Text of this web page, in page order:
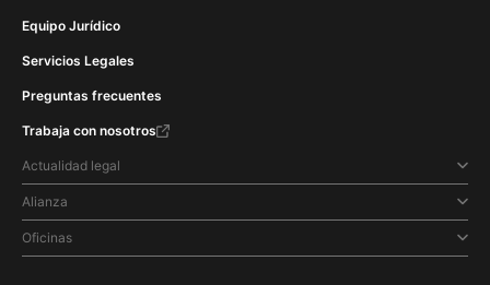
Equipo Jurídico
Servicios Legales
Preguntas frecuentes
Trabaja con nosotros
Actualidad legal
Alianza
Oficinas